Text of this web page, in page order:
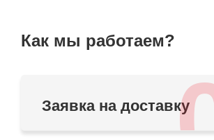
Как мы работаем?
Заявка на доставку